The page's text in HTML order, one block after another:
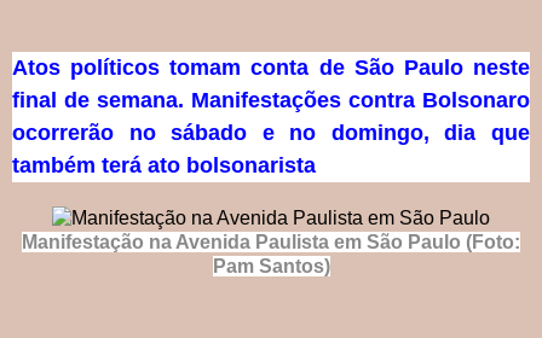
Atos políticos tomam conta de São Paulo neste
final de semana. Manifestações contra Bolsonaro
ocorrerão no sábado e no domingo, dia que
também terá ato bolsonarista
Manifestação na Avenida Paulista em São Paulo (Foto:
Pam Santos)